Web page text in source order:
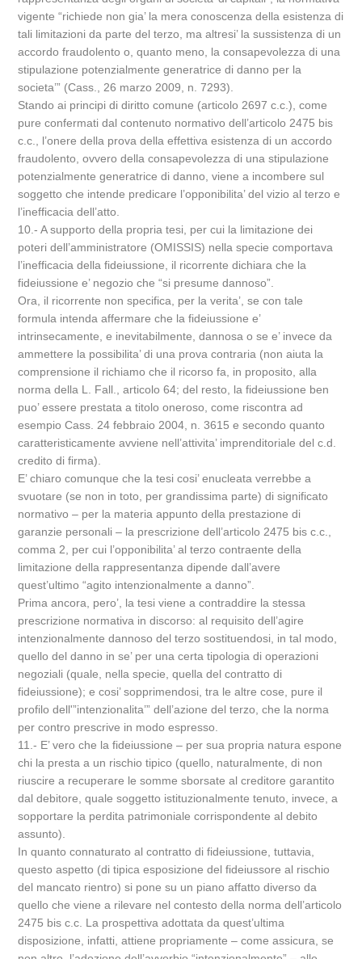
vigente “richiede non gia’ la mera conoscenza della esistenza di
tali limitazioni da parte del terzo, ma altresi’ la sussistenza di un
accordo fraudolento o, quanto meno, la consapevolezza di una
stipulazione potenzialmente generatrice di danno per la
societa’” (Cass., 26 marzo 2009, n. 7293).
Stando ai principi di diritto comune (articolo 2697 c.c.), come
pure confermati dal contenuto normativo dell’articolo 2475 bis
c.c., l’onere della prova della effettiva esistenza di un accordo
fraudolento, ovvero della consapevolezza di una stipulazione
potenzialmente generatrice di danno, viene a incombere sul
soggetto che intende predicare l’opponibilita’ del vizio al terzo e
l’inefficacia dell’atto.
10.- A supporto della propria tesi, per cui la limitazione dei
poteri dell’amministratore (OMISSIS) nella specie comportava
l’inefficacia della fideiussione, il ricorrente dichiara che la
fideiussione e’ negozio che “si presume dannoso”.
Ora, il ricorrente non specifica, per la verita’, se con tale
formula intenda affermare che la fideiussione e’
intrinsecamente, e inevitabilmente, dannosa o se e’ invece da
ammettere la possibilita’ di una prova contraria (non aiuta la
comprensione il richiamo che il ricorso fa, in proposito, alla
norma della L. Fall., articolo 64; del resto, la fideiussione ben
puo’ essere prestata a titolo oneroso, come riscontra ad
esempio Cass. 24 febbraio 2004, n. 3615 e secondo quanto
caratteristicamente avviene nell’attivita’ imprenditoriale del c.d.
credito di firma).
E’ chiaro comunque che la tesi cosi’ enucleata verrebbe a
svuotare (se non in toto, per grandissima parte) di significato
normativo – per la materia appunto della prestazione di
garanzie personali – la prescrizione dell’articolo 2475 bis c.c.,
comma 2, per cui l’opponibilita’ al terzo contraente della
limitazione della rappresentanza dipende dall’avere
quest’ultimo “agito intenzionalmente a danno”.
Prima ancora, pero’, la tesi viene a contraddire la stessa
prescrizione normativa in discorso: al requisito dell’agire
intenzionalmente dannoso del terzo sostituendosi, in tal modo,
quello del danno in se’ per una certa tipologia di operazioni
negoziali (quale, nella specie, quella del contratto di
fideiussione); e cosi’ sopprimendosi, tra le altre cose, pure il
profilo dell'”intenzionalita’” dell’azione del terzo, che la norma
per contro prescrive in modo espresso.
11.- E’ vero che la fideiussione – per sua propria natura espone
chi la presta a un rischio tipico (quello, naturalmente, di non
riuscire a recuperare le somme sborsate al creditore garantito
dal debitore, quale soggetto istituzionalmente tenuto, invece, a
sopportare la perdita patrimoniale corrispondente al debito
assunto).
In quanto connaturato al contratto di fideiussione, tuttavia,
questo aspetto (di tipica esposizione del fideiussore al rischio
del mancato rientro) si pone su un piano affatto diverso da
quello che viene a rilevare nel contesto della norma dell’articolo
2475 bis c.c. La prospettiva adottata da quest’ultima
disposizione, infatti, attiene propriamente – come assicura, se